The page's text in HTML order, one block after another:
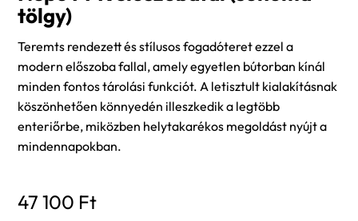
tölgy)
Teremts rendezett és stílusos fogadóteret ezzel a
modern előszoba fallal, amely egyetlen bútorban kínál
minden fontos tárolási funkciót. A letisztult kialakításnak
köszönhetően könnyedén illeszkedik a legtöbb
enteriőrbe, miközben helytakarékos megoldást nyújt a
mindennapokban.
47 100 Ft